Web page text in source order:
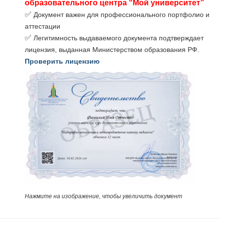
образовательного центра “Мой университет”
✅ Документ важен для профессионального портфолио и
аттестации
✅ Легитимность выдаваемого документа подтверждает
лицензия, выданная Министерством образования РФ.
Проверить лицензию
Нажмите на изображение, чтобы увеличить документ